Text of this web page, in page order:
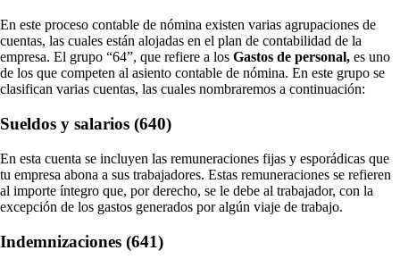
En este proceso contable de nómina existen varias agrupaciones de
cuentas, las cuales están alojadas en el plan de contabilidad de la
empresa. El grupo “64”, que refiere a los Gastos de personal, es uno
de los que competen al asiento contable de nómina. En este grupo se
clasifican varias cuentas, las cuales nombraremos a continuación:
Sueldos y salarios (640)
En esta cuenta se incluyen las remuneraciones fijas y esporádicas que
tu empresa abona a sus trabajadores. Estas remuneraciones se refieren
al importe íntegro que, por derecho, se le debe al trabajador, con la
excepción de los gastos generados por algún viaje de trabajo.
Indemnizaciones (641)